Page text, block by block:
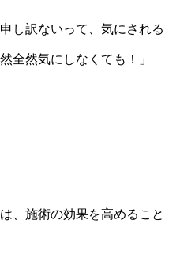
し訳ないって、気にされる
全然気にしなくても！」
、施術の効果を高めること